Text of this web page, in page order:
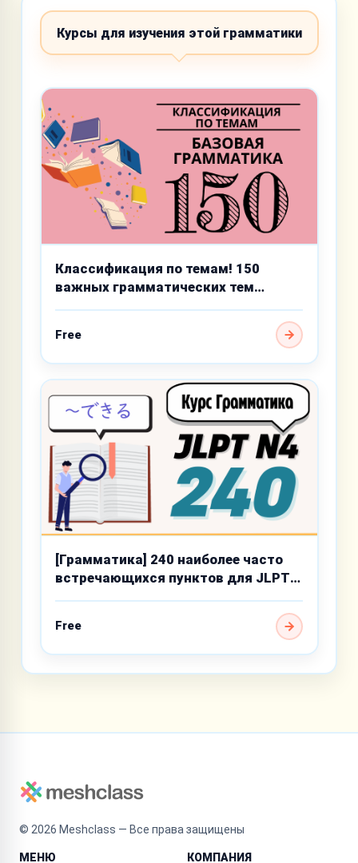
Курсы для изучения этой грамматики
Классификация по темам! 150
важных грамматических тем
Free
[Грамматика] 240 наиболее часто
встречающихся пунктов для JLPT
N4
Free
© 2026 Meshclass — Все права защищены
МЕНЮ КОМПАНИЯ